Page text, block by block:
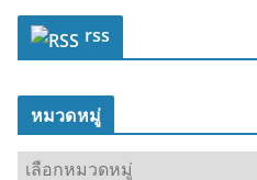
rss
หมวดหมู่